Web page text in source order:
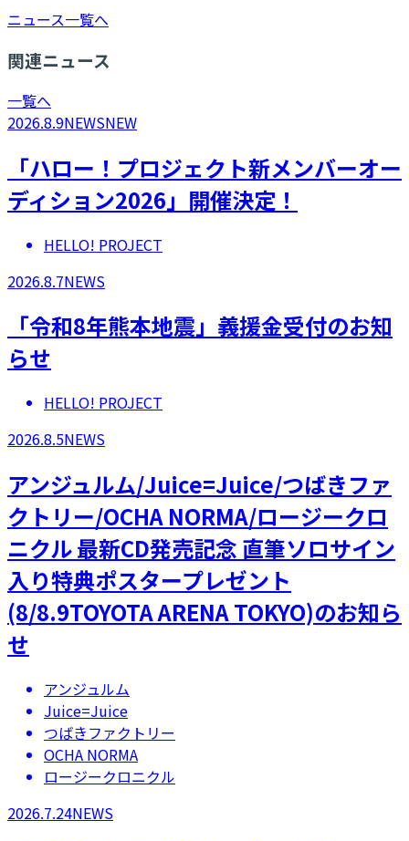
ニュース一覧へ
関連ニュース
一覧へ
2026.8.9NEWSNEW
「ハロー！プロジェクト新メンバーオー
ディション2026」開催決定！
HELLO! PROJECT
2026.8.7NEWS
「令和8年熊本地震」義援金受付のお知
らせ
HELLO! PROJECT
2026.8.5NEWS
アンジュルム/Juice=Juice/つばきファ
クトリー/OCHA NORMA/ロージークロ
ニクル 最新CD発売記念 直筆ソロサイン
入り特典ポスタープレゼント
(8/8.9TOYOTA ARENA TOKYO)のお知ら
せ
アンジュルム
Juice=Juice
つばきファクトリー
OCHA NORMA
ロージークロニクル
2026.7.24NEWS